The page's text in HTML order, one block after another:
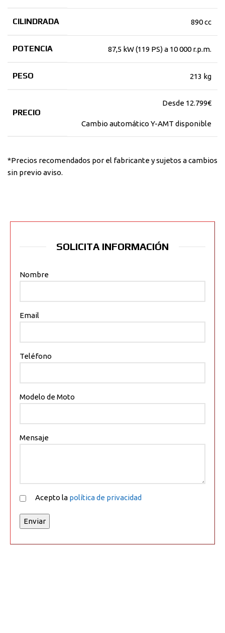
CILINDRADA 890 cc
POTENCIA 87,5 kW (119 PS) a 10 000 r.p.m.
PESO 213 kg
PRECIO
Desde 12.799€
Cambio automático Y-AMT disponible
*Precios recomendados por el fabricante y sujetos a cambios
sin previo aviso.
SOLICITA INFORMACIÓN
Nombre
Email
Teléfono
Modelo de Moto
Mensaje
Acepto la política de privacidad